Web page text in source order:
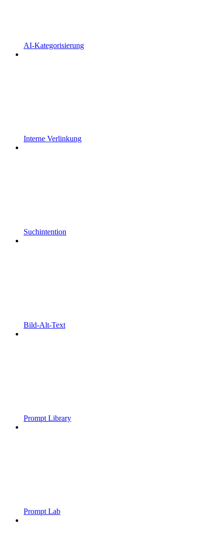
AI-Kategorisierung
Interne Verlinkung
Suchintention
Bild-Alt-Text
Prompt Library
Prompt Lab